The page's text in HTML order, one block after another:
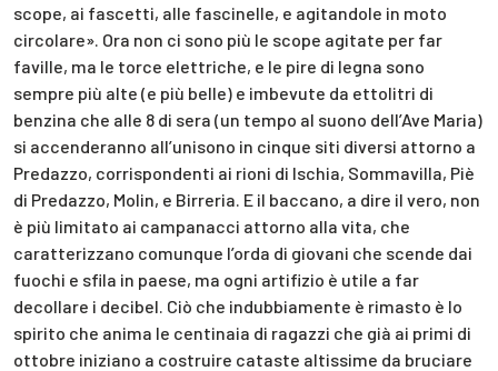
scope, ai fascetti, alle fascinelle, e agitandole in moto
circolare». Ora non ci sono più le scope agitate per far
faville, ma le torce elettriche, e le pire di legna sono
sempre più alte (e più belle) e imbevute da ettolitri di
benzina che alle 8 di sera (un tempo al suono dell’Ave Maria)
si accenderanno all’unisono in cinque siti diversi attorno a
Predazzo, corrispondenti ai rioni di Ischia, Sommavilla, Piè
di Predazzo, Molin, e Birreria. E il baccano, a dire il vero, non
è più limitato ai campanacci attorno alla vita, che
caratterizzano comunque l’orda di giovani che scende dai
fuochi e sfila in paese, ma ogni artifizio è utile a far
decollare i decibel. Ciò che indubbiamente è rimasto è lo
spirito che anima le centinaia di ragazzi che già ai primi di
ottobre iniziano a costruire cataste altissime da bruciare